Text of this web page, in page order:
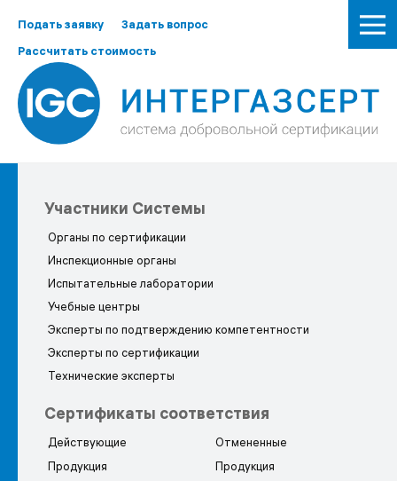
Подать заявку
Задать вопрос
Рассчитать стоимость
Участники Системы
Органы по сертификации
Инспекционные органы
Испытательные лаборатории
Учебные центры
Эксперты по подтверждению компетентности
Эксперты по сертификации
Технические эксперты
Сертификаты соответствия
Действующие
Продукция
Отмененные
Продукция